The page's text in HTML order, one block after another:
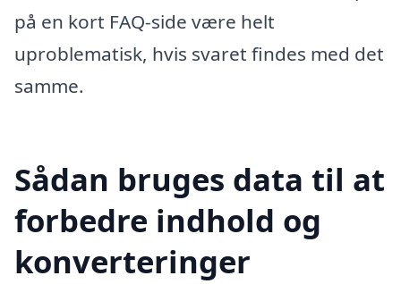
på en kort FAQ-side være helt
uproblematisk, hvis svaret findes med det
samme.
Sådan bruges data til at
forbedre indhold og
konverteringer